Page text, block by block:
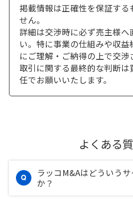
掲載情報は正確性を保証する
せん。
詳細は交渉時に必ず売主様へ
い。特に事業の仕組みや収
にご理解・ご納得の上で交渉
取引に関する最終的な判断は
任でお願いいたします。
よくある
ラッコM&Aはどういう
か？